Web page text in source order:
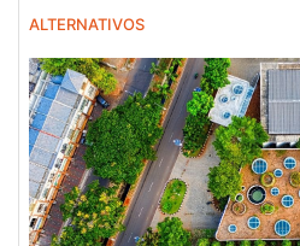
ALTERNATIVOS